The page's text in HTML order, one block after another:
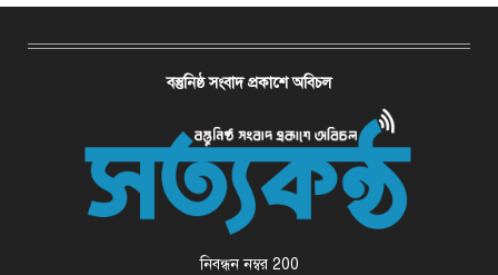
বস্তুনিষ্ঠ সংবাদ প্রকাশে অবিচল
নিবন্ধন নম্বর 200